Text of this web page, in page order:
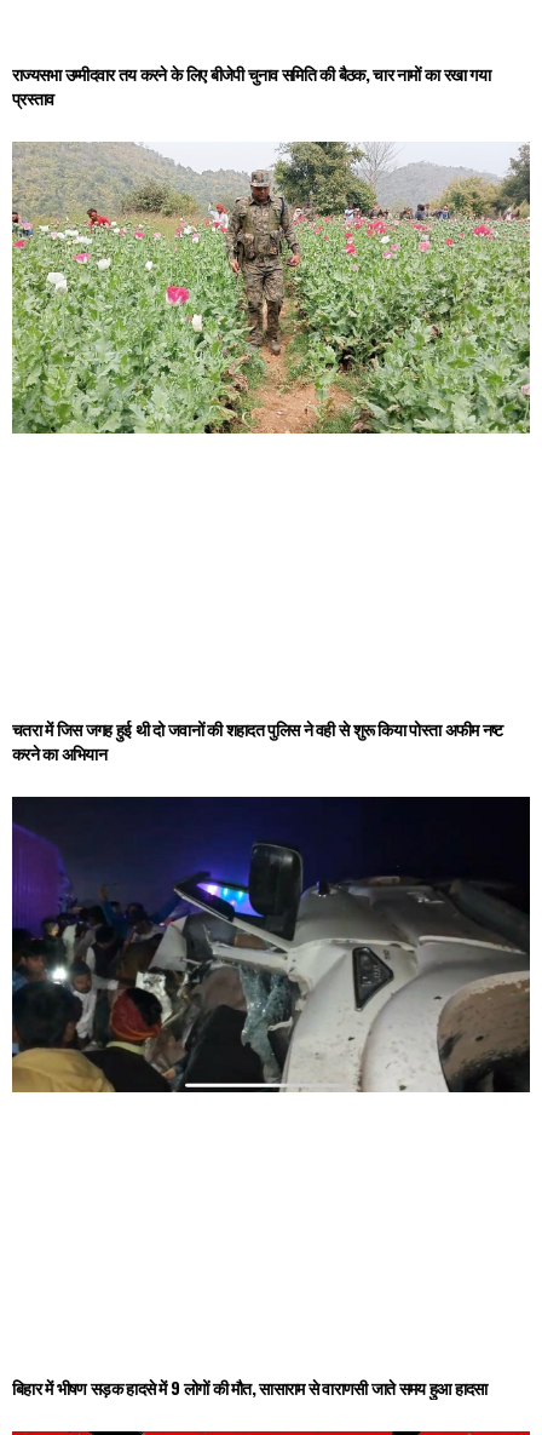
राज्यसभा उम्मीदवार तय करने के लिए बीजेपी चुनाव समिति की बैठक, चार नामों का रखा गया
प्रस्ताव
चतरा में जिस जगह हुई थी दो जवानों की शहादत पुलिस ने वही से शुरू किया पोस्ता अफीम नष्ट
करने का अभियान
बिहार में भीषण सड़क हादसे में 9 लोगों की मौत, सासाराम से वाराणसी जाते समय हुआ हादसा